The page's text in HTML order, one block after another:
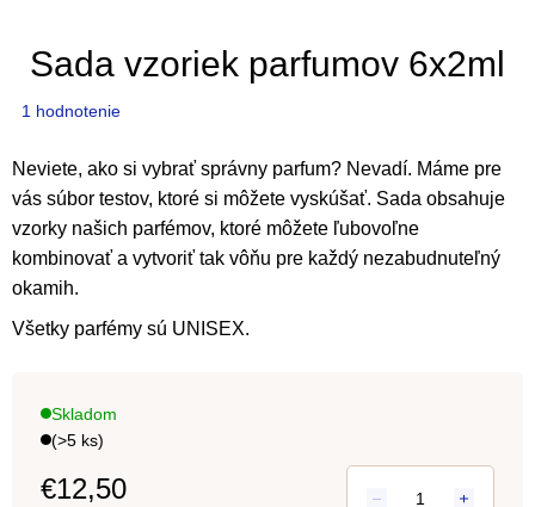
Sada vzoriek parfumov 6x2ml
Priemerné
produktu
je
5,0
z
5
hviezdičiek.
1 hodnotenie
Neviete, ako si vybrať správny parfum? Nevadí. Máme pre
vás súbor testov, ktoré si môžete vyskúšať. Sada obsahuje
vzorky našich parfémov, ktoré môžete ľubovoľne
kombinovať a vytvoriť tak vôňu pre každý nezabudnuteľný
okamih.
Všetky parfémy sú UNISEX.
€12,50
Skladom
(>5 ks)